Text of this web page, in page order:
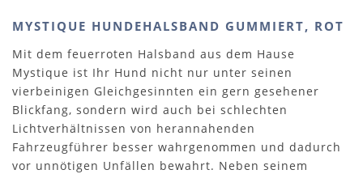
MYSTIQUE HUNDEHALSBAND GUMMIERT, ROT
Mit dem feuerroten Halsband aus dem Hause
Mystique ist Ihr Hund nicht nur unter seinen
vierbeinigen Gleichgesinnten ein gern gesehener
Blickfang, sondern wird auch bei schlechten
Lichtverhältnissen von herannahenden
Fahrzeugführer besser wahrgenommen und dadurch
vor unnötigen Unfällen bewahrt. Neben seinem